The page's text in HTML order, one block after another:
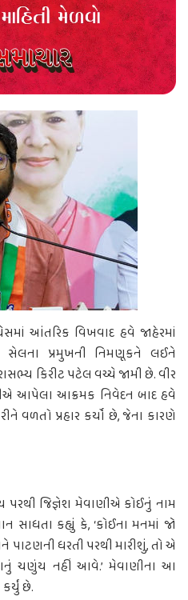
આંતરિક વિખવાદ હવે જાહેરમાં
પ્રમુખની નિમણૂકને લઈને
કિરીટ પટેલ વચ્ચે જામી છે. વીર
આપેલા આક્રમક નિવેદન બાદ હવે
વળતો પ્રહાર કર્યો છે, જેના કારણે
જિજ્ઞેશ મેવાણીએ કોઈનું નામ
સાધતા કહ્યું કે, ‘કોઈના મનમાં જો
પાટણની ધરતી પરથી મારીશું, તો એ
ચણુંય નહીં આવે.’ મેવાણીના આ
છે.